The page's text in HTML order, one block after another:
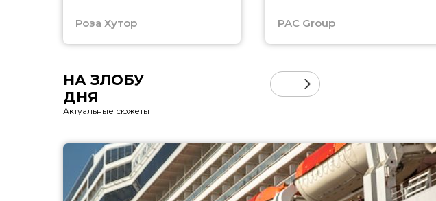
Роза Хутор PAC Group
НА ЗЛОБУ
ДНЯ
Актуальные сюжеты